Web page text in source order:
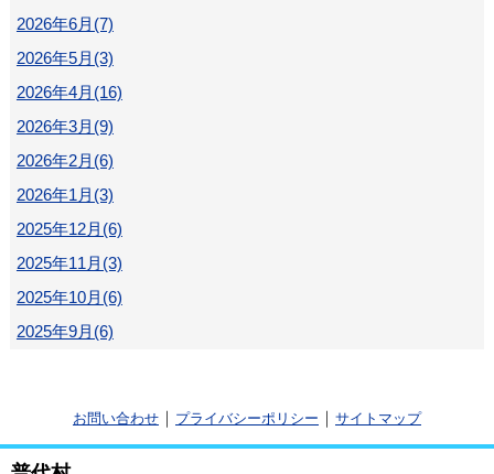
2026年6月(7)
2026年5月(3)
2026年4月(16)
2026年3月(9)
2026年2月(6)
2026年1月(3)
2025年12月(6)
2025年11月(3)
2025年10月(6)
2025年9月(6)
お問い合わせ プライバシーポリシー サイトマップ